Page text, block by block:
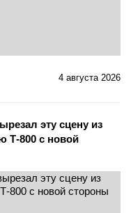
4 августа 2026
эту сцену из
Т-800 с новой